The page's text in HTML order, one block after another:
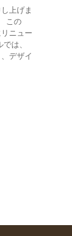
上げま
この
ニュー
は、
デザイ